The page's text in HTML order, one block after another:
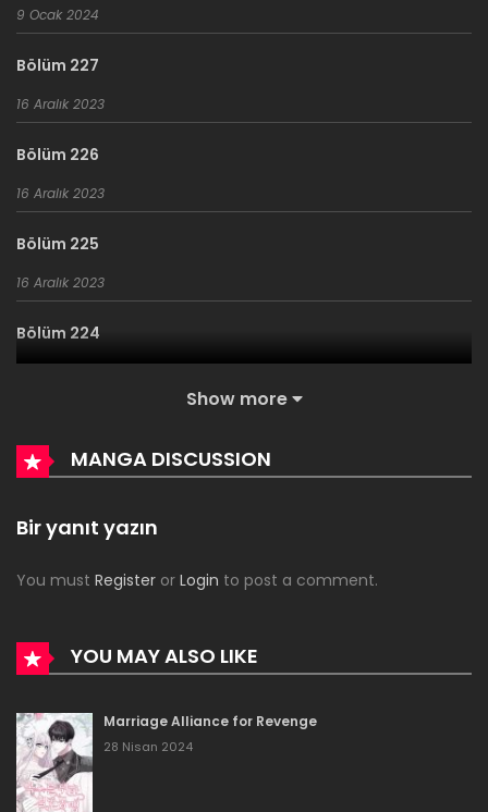
9 Ocak 2024
Bölüm 227
16 Aralık 2023
Bölüm 226
16 Aralık 2023
Bölüm 225
16 Aralık 2023
Bölüm 224
16 Aralık 2023
16 Aralık 2023
16 Aralık 2023
Bölüm 219
Show more
MANGA DISCUSSION
Bir yanıt yazın
You must Register or Login to post a comment.
YOU MAY ALSO LIKE
Marriage Alliance for Revenge
28 Nisan 2024